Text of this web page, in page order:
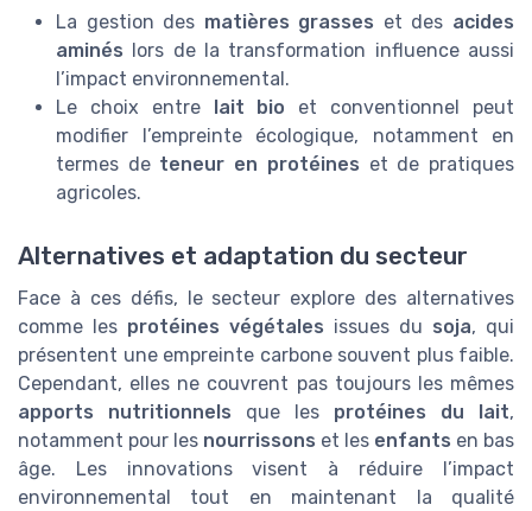
La gestion des matières grasses et des acides
aminés lors de la transformation influence aussi
l’impact environnemental.
Le choix entre
lait bio et conventionnel peut
modifier l’empreinte écologique, notamment en
termes de teneur en protéines et de pratiques
agricoles.
Alternatives et adaptation du secteur
Face à ces défis, le secteur explore des alternatives
comme les protéines végétales issues du soja, qui
présentent une empreinte carbone souvent plus faible.
Cependant, elles ne couvrent pas toujours les mêmes
apports nutritionnels que les protéines du lait,
notamment pour les nourrissons et les enfants en bas
âge. Les innovations visent à réduire l’impact
environnemental tout en maintenant la qualité